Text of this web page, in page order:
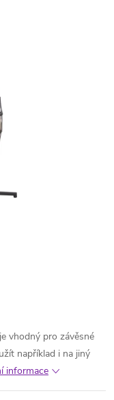
vhodný pro závěsné
například i na jiný
informace